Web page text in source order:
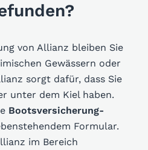
von Allianz bleiben Sie
Gewässern oder
sorgt dafür, dass Sie
unter dem Kiel haben.
Bootsversicherung-
Formular.
im Bereich